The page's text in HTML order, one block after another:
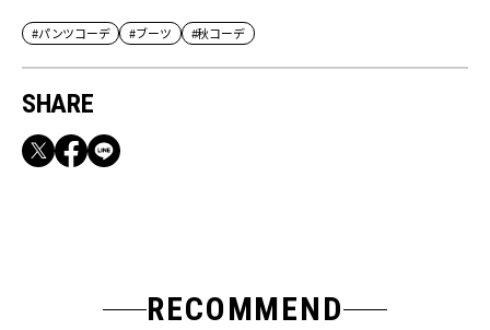
#パンツコーデ #ブーツ #秋コーデ
SHARE
RECOMMEND